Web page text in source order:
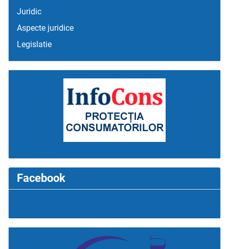
Juridic
Aspecte juridice
Legislatie
Facebook